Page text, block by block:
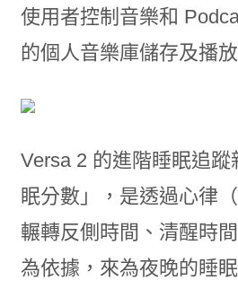
使用者控制音樂和
的個人音樂庫儲存及播
Versa 2 的進階睡眠追
眠分數」，是透過心律
輾轉反側時間、清醒時
為依據，來為夜晚的睡